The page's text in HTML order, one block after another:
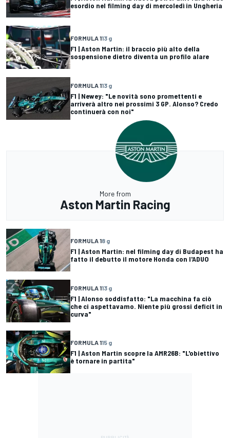
esordio nel filming day di mercoledì in Ungheria
FORMULA 113 g
F1 | Aston Martin: il braccio più alto della
sospensione dietro diventa un profilo alare
FORMULA 113 g
F1 | Newey: "Le novità sono promettenti e
arriverà altro nei prossimi 3 GP. Alonso? Credo
continuerà con noi"
More from
Aston Martin Racing
FORMULA 18 g
F1 | Aston Martin: nel filming day di Budapest ha
fatto il debutto il motore Honda con l'ADUO
FORMULA 113 g
F1 | Alonso soddisfatto: "La macchina fa ciò
che ci aspettavamo. Niente più grossi deficit in
curva"
FORMULA 115 g
F1 | Aston Martin scopre la AMR26B: "L'obiettivo
è tornare in partita"